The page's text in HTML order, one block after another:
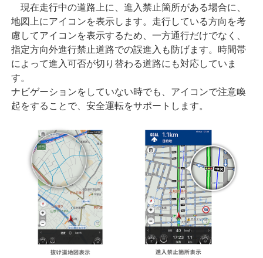
現在走行中の道路上に、進入禁止箇所がある場合に、
地図上にアイコンを表示します。走行している方向を考
慮してアイコンを表示するため、一方通行だけでなく、
指定方向外進行禁止道路での誤進入も防げます。時間帯
によって進入可否が切り替わる道路にも対応していま
す。
ナビゲーションをしていない時でも、アイコンで注意喚
起をすることで、安全運転をサポートします。